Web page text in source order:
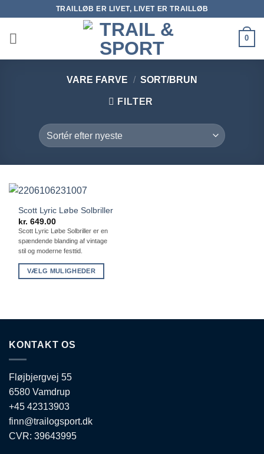
indhold
TRAILLØB ER LIVET, LIVET ER TRAILLØB
0
VARE FARVE / SORT/BRUN
FILTER
Scott Lyric Løbe Solbriller
kr. 649.00
Scott Lyric Løbe Solbriller er en
spændende blanding af vintage
stil og moderne festtid.
VÆLG MULIGHEDER
flere
Mulighederne
kan
på
varesiden
KONTAKT OS
Fløjbjergvej 55
6580 Vamdrup
+45 42313903
finn@trailogsport.dk
CVR: 39643995